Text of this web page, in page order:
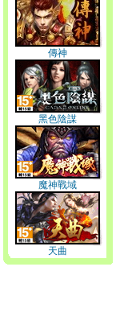
傳神
黑色陰謀
魔神戰域
天曲